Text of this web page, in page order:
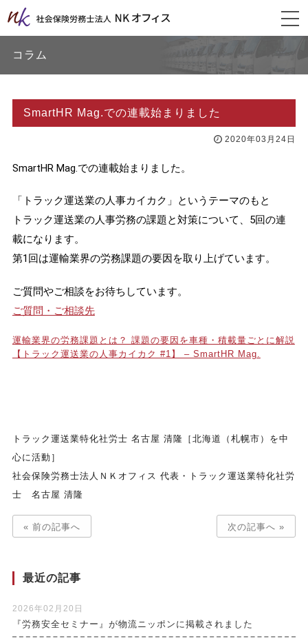
コラム
SmartHR Mag.での連載始まりました
2020年03月24日
SmartHR Mag.での連載始まりました。
「トラック運送業の人事カイカク」というテーマのもと
トラック運送業の人事労務の課題と対策について、 5回の連
載になります。
第1回は運輸業界の労務課題の要因を取り上げています。
ご質問やご相談をお待ちしています。
ご質問・ご相談先
運輸業界の労務課題とは？ 課題の要因を車種・積載量ごとに解説
【トラック運送業の人事カイカク #1】 – SmartHR Mag.
トラック運送業特化社労士 名古屋 清隆［北海道（札幌市）を中
心に活動］
社会保険労務士法人ＮＫオフィス 代表・トラック運送業特化社労
士 名古屋 清隆
« 前の記事へ 次の記事へ »
最近の記事
2026年02月20日
『労務安全セミナー』が物流ニッポンに掲載されました